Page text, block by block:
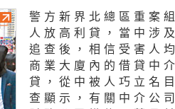
警方新界北總區重案
人放高利貸，當中涉
追查後，相信受害人
商業大廈內的借貸中
貸，從中被人巧立名
查顯示，有關中介公